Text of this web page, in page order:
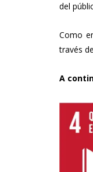
del
Como
través
A